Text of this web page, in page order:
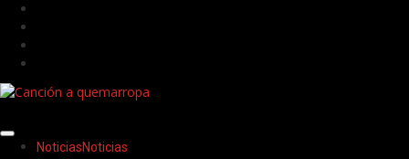
Saltar
contenido
MenúNoticiasNoticias